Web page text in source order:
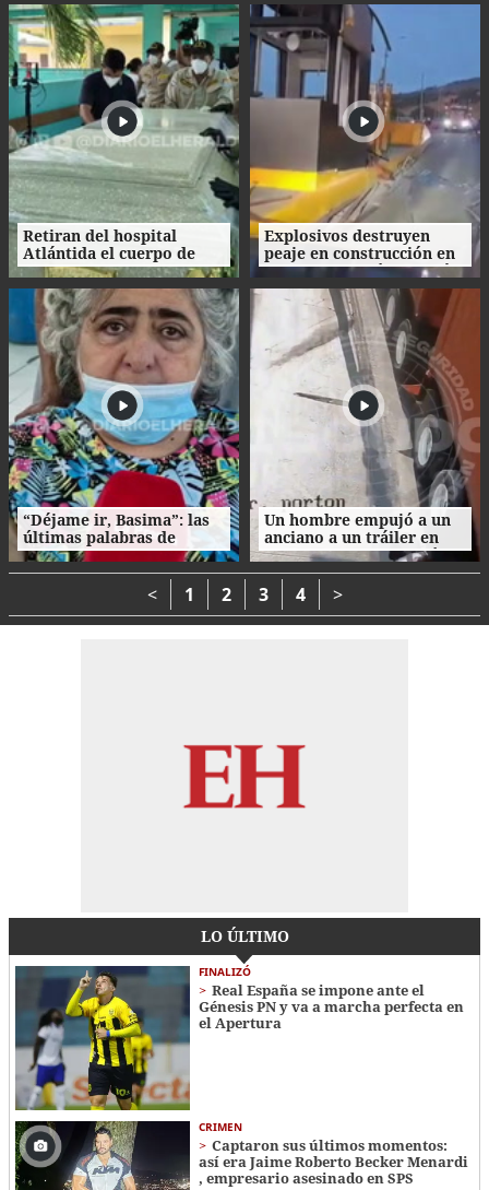
Ecuador
Retiran del hospital
Atlántida el cuerpo de
Nasser Hilsaca
Explosivos destruyen
peaje en construcción en
Colombia un día después
de la investidura de De la
Espriella
“Déjame ir, Basima”: las
últimas palabras de
Nasser Hilsaca antes de
morir
Un hombre empujó a un
anciano a un tráiler en
movimiento y le causó la
muerte
< 1 2 3 4 >
LO ÚLTIMO
FINALIZÓ
Real España se impone ante el
Génesis PN y va a marcha perfecta en
el Apertura
CRIMEN
Captaron sus últimos momentos:
así era Jaime Roberto Becker Menardi​​​
, empresario asesinado en SPS